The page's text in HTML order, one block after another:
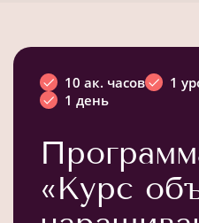
10 ак. часов 1
1 день
«Курс